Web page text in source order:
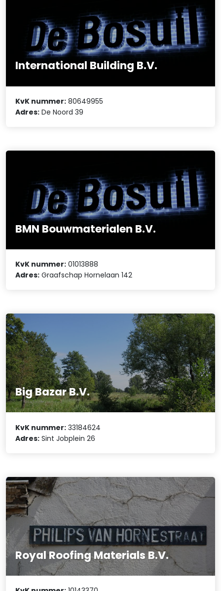
International Building B.V.
KvK nummer: 80649955
Adres: De Noord 39
BMN Bouwmaterialen B.V.
KvK nummer: 01013888
Adres: Graafschap Hornelaan 142
Big Bazar B.V.
KvK nummer: 33184624
Adres: Sint Jobplein 26
Royal Roofing Materials B.V.